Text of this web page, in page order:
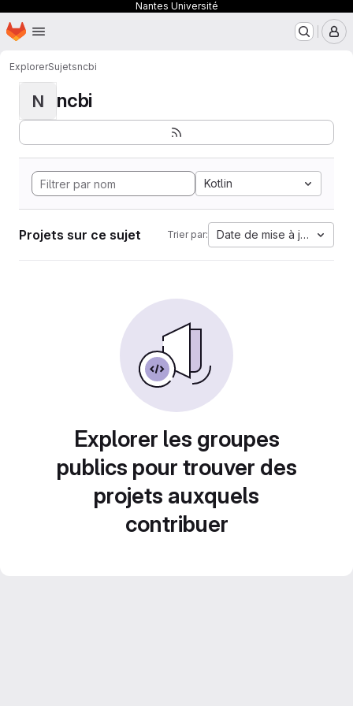
Nantes Université
Passer au contenu principal
Page d'accueil
ExplorerSujetsncbi
N ncbi
Kotlin
Projets sur ce sujet Trier par: Date de mise à jour
Explorer les groupes
publics pour trouver des
projets auxquels
contribuer